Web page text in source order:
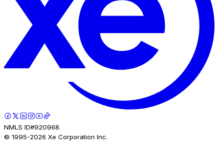
NMLS ID#920968.
© 1995-2026 Xe Corporation Inc.